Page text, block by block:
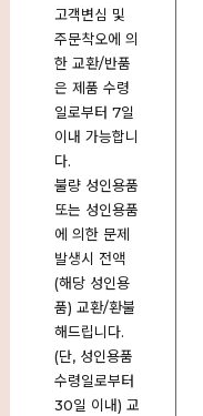
고객변심 및
주문착오에 의
한 교환/반품
은 제품 수령
일로부터 7일
이내 가능합니
다.
불량 성인용품
또는 성인용품
에 의한 문제
발생시 전액
(해당 성인용
품) 교환/환불
해드립니다.
(단, 성인용품
수령일로부터
30일 이내) 교